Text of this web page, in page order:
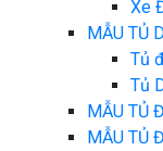
Xe
MẪU TỦ
Tủ
Tủ
MẪU TỦ
MẪU TỦ